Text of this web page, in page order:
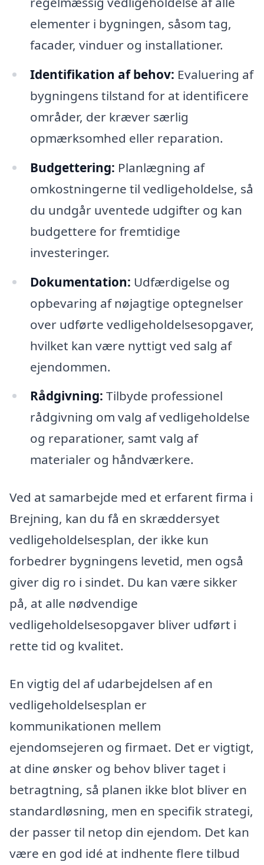
elementer i bygningen, såsom tag,
facader, vinduer og installationer.
Identifikation af behov: Evaluering af
bygningens tilstand for at identificere
områder, der kræver særlig
opmærksomhed eller reparation.
Budgettering: Planlægning af
omkostningerne til vedligeholdelse, så
du undgår uventede udgifter og kan
budgettere for fremtidige
investeringer.
Dokumentation: Udfærdigelse og
opbevaring af nøjagtige optegnelser
over udførte vedligeholdelsesopgaver,
hvilket kan være nyttigt ved salg af
ejendommen.
Rådgivning: Tilbyde professionel
rådgivning om valg af vedligeholdelse
og reparationer, samt valg af
materialer og håndværkere.
Ved at samarbejde med et erfarent firma i
Brejning, kan du få en skræddersyet
vedligeholdelsesplan, der ikke kun
forbedrer bygningens levetid, men også
giver dig ro i sindet. Du kan være sikker
på, at alle nødvendige
vedligeholdelsesopgaver bliver udført i
rette tid og kvalitet.
En vigtig del af udarbejdelsen af en
vedligeholdelsesplan er
kommunikationen mellem
ejendomsejeren og firmaet. Det er vigtigt,
at dine ønsker og behov bliver taget i
betragtning, så planen ikke blot bliver en
standardløsning, men en specifik strategi,
der passer til netop din ejendom. Det kan
være en god idé at indhente flere tilbud